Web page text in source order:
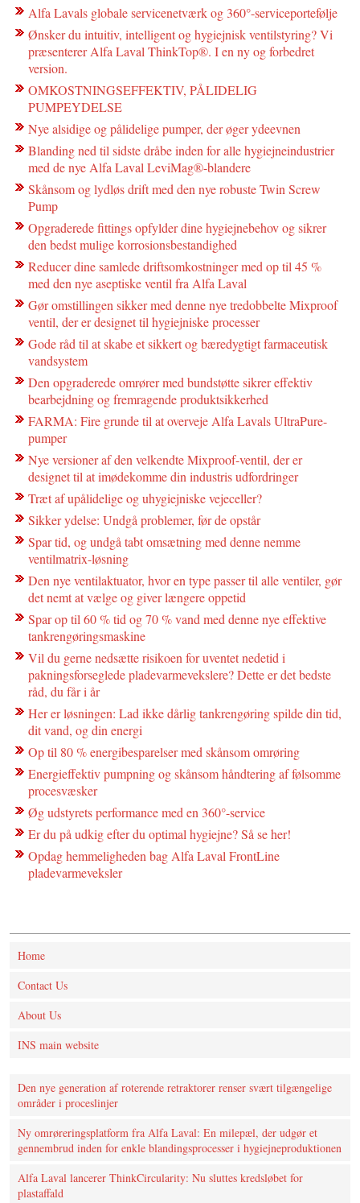
Alfa Lavals globale servicenetværk og 360°-serviceportefølje
Ønsker du intuitiv, intelligent og hygiejnisk ventilstyring? Vi
præsenterer Alfa Laval ThinkTop®. I en ny og forbedret
version.
OMKOSTNINGSEFFEKTIV, PÅLIDELIG
PUMPEYDELSE
Nye alsidige og pålidelige pumper, der øger ydeevnen
Blanding ned til sidste dråbe inden for alle hygiejneindustrier
med de nye Alfa Laval LeviMag®-blandere
Skånsom og lydløs drift med den nye robuste Twin Screw
Pump
Opgraderede fittings opfylder dine hygiejnebehov og sikrer
den bedst mulige korrosionsbestandighed
Reducer dine samlede driftsomkostninger med op til 45 %
med den nye aseptiske ventil fra Alfa Laval
Gør omstillingen sikker med denne nye tredobbelte Mixproof
ventil, der er designet til hygiejniske processer
Gode råd til at skabe et sikkert og bæredygtigt farmaceutisk
vandsystem
Den opgraderede omrører med bundstøtte sikrer effektiv
bearbejdning og fremragende produktsikkerhed
FARMA: Fire grunde til at overveje Alfa Lavals UltraPure-
pumper
Nye versioner af den velkendte Mixproof-ventil, der er
designet til at imødekomme din industris udfordringer
Træt af upålidelige og uhygiejniske vejeceller?
Sikker ydelse: Undgå problemer, før de opstår
Spar tid, og undgå tabt omsætning med denne nemme
ventilmatrix-løsning
Den nye ventilaktuator, hvor en type passer til alle ventiler, gør
det nemt at vælge og giver længere oppetid
Spar op til 60 % tid og 70 % vand med denne nye effektive
tankrengøringsmaskine
Vil du gerne nedsætte risikoen for uventet nedetid i
pakningsforseglede pladevarmevekslere? Dette er det bedste
råd, du får i år
Her er løsningen: Lad ikke dårlig tankrengøring spilde din tid,
dit vand, og din energi
Op til 80 % energibesparelser med skånsom omrøring
Energieffektiv pumpning og skånsom håndtering af følsomme
procesvæsker
Øg udstyrets performance med en 360°-service
Er du på udkig efter du optimal hygiejne? Så se her!
Opdag hemmeligheden bag Alfa Laval FrontLine
pladevarmeveksler
Home
Contact Us
About Us
INS main website
Den nye generation af roterende retraktorer renser svært tilgængelige
områder i proceslinjer
Ny omrøreringsplatform fra Alfa Laval: En milepæl, der udgør et
gennembrud inden for enkle blandingsprocesser i hygiejneproduktionen
Alfa Laval lancerer ThinkCircularity: Nu sluttes kredsløbet for
plastaffald